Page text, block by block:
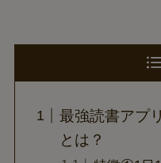
最強読書アプ
とは？